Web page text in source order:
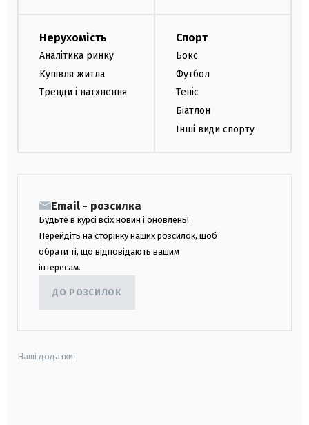
Нерухомість
Аналітика ринку
Купівля житла
Тренди і натхнення
Спорт
Бокс
Футбол
Теніс
Біатлон
Інші види спорту
Email - розсилка
Будьте в курсі всіх новин і оновлень!
Перейдіть на сторінку наших розсилок, щоб
обрати ті, що відповідають вашим
інтересам.
ДО РОЗСИЛОК
Наші додатки: